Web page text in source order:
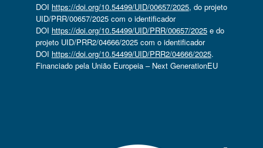
DOI https://doi.org/10.54499/UID/00657/2025, do projeto
UID/PRR/00657/2025 com o identificador
DOI https://doi.org/10.54499/UID/PRR/00657/2025e do
projeto UID/PRR2/04666/2025 com o identificador
DOI https://doi.org/10.54499/UID/PRR2/04666/2025.
Financiado pela União Europeia – Next GenerationEU